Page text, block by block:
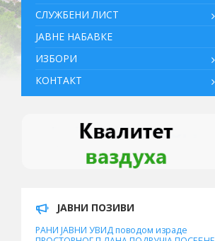
СЛУЖБЕНИ ЛИСТ
ЈАВНЕ НАБАВКЕ
ИЗБОРИ
КОНТАКТ
ЈАВНИ ПОЗИВИ
РАНИ ЈАВНИ УВИД поводом израде